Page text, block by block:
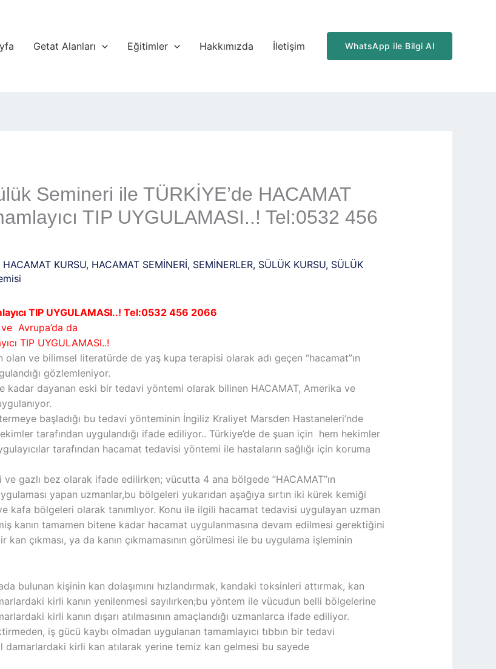
Getat Alanları Eğitimler Hakkımızda İletişim WhatsApp ile Bilgi Al
Semineri ile TÜRKİYE’de HACAMAT
TIP UYGULAMASI..! Tel:0532 456
HACAMAT KURSU, HACAMAT SEMİNERİ, SEMİNERLER, SÜLÜK KURSU, SÜLÜK
TIP UYGULAMASI..! Tel:0532 456 2066
Avrupa’da da
TIP UYGULAMASI..!
olan ve bilimsel literatürde de yaş kupa terapisi olarak adı geçen “hacamat”ın
gözlemleniyor.
kadar dayanan eski bir tedavi yöntemi olarak bilinen HACAMAT, Amerika ve
başladığı bu tedavi yönteminin İngiliz Kraliyet Marsden Hastaneleri’nde
tarafından uygulandığı ifade ediliyor.. Türkiye’de de şuan için hem hekimler
tarafından hacamat tedavisi yöntemi ile hastaların sağlığı için koruma
gazlı bez olarak ifade edilirken; vücutta 4 ana bölgede ”HACAMAT”ın
yapan uzmanlar,bu bölgeleri yukarıdan aşağıya sırtın iki kürek kemiği
kafa bölgeleri olarak tanımlıyor. Konu ile ilgili hacamat tedavisi uygulayan uzman
kanın tamamen bitene kadar hacamat uygulanmasına devam edilmesi gerektiğini
çıkması, ya da kanın çıkmamasının görülmesi ile bu uygulama işleminin
bulunan kişinin kan dolaşımını hızlandırmak, kandaki toksinleri attırmak, kan
kirli kanın yenilenmesi sayılırken;bu yöntem ile vücudun belli bölgelerine
kirli kanın dışarı atılmasının amaçlandığı uzmanlarca ifade ediliyor.
iş gücü kaybı olmadan uygulanan tamamlayıcı tıbbın bir tedavi
damarlardaki kirli kan atılarak yerine temiz kan gelmesi bu sayede